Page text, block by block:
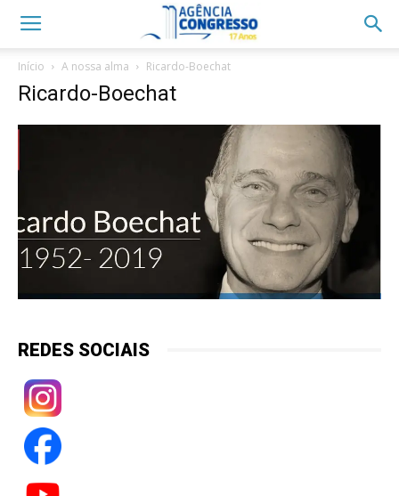
Início A nossa alma Ricardo-Boechat
Ricardo-Boechat
REDES SOCIAIS